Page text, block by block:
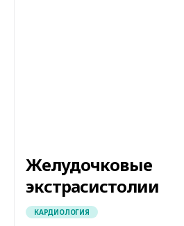
Желудочковые
экстрасистолии
КАРДИОЛОГИЯ